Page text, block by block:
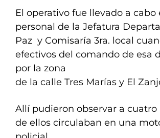
El operativo fue llevado a
personal de la Jefatura
Paz y Comisaría 3ra. local
efectivos del comando de esa
por la zona
de la calle Tres Marías y El
Allí pudieron observar a
de ellos circulaban en una